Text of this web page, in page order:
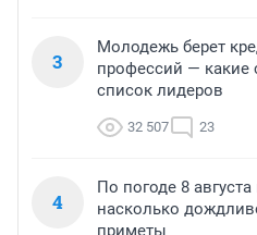
3
Молодежь берет
профессий — какие
список лидеров
32 507 23
4
По погоде 8
насколько
приметы